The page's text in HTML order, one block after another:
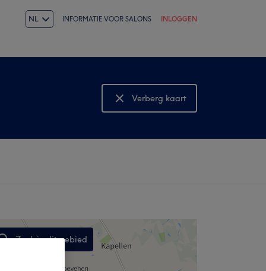
NL INFORMATIE VOOR SALONS INLOGGEN
Verberg kaart
Bekijk kaart
Zoek in dit gebied